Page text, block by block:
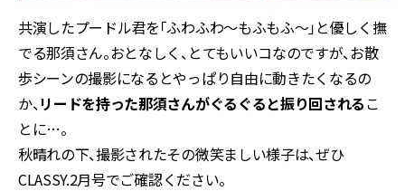
共演したプードル君を「ふわふわ～もふもふ～」と優しく撫
でる那須さん。おとなしく、とてもいいコなのですが、お散
歩シーンの撮影になるとやっぱり自由に動きたくなるの
か、 リードを持った那須さんがぐるぐると振り回されるこ
とに…。
秋晴れの下、撮影されたその微笑ましい様子は、ぜひ
CLASSY.2月号でご確認ください。